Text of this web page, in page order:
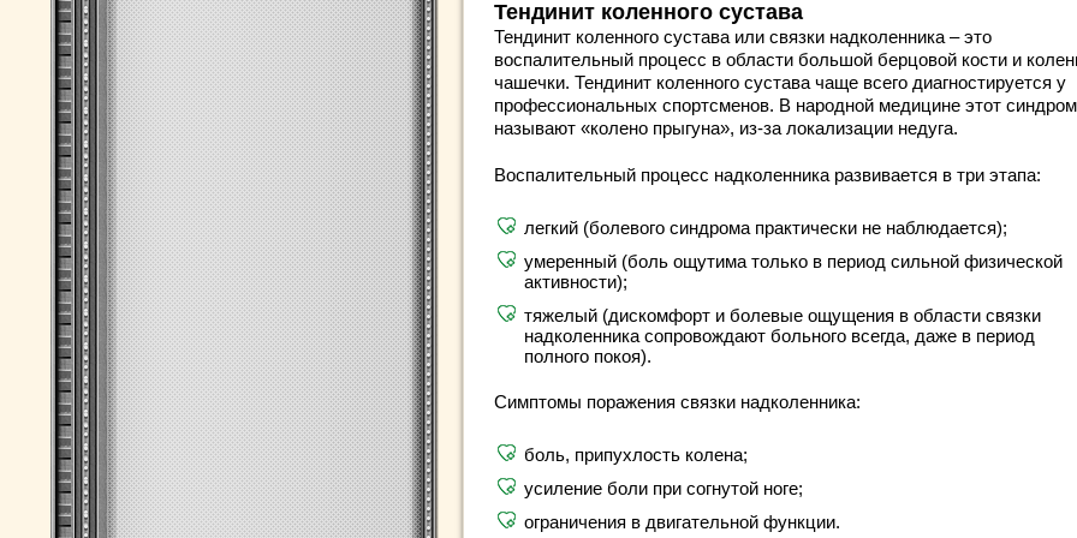
Тендинит коленного сустава
Тендинит коленного сустава или связки надколенника – это
воспалительный процесс в области большой берцовой кости и
чашечки. Тендинит коленного сустава чаще всего диагностируется у
профессиональных спортсменов. В народной медицине этот синдром
называют «колено прыгуна», из-за локализации недуга.
Воспалительный процесс надколенника развивается в три этапа:
легкий (болевого синдрома практически не наблюдается);
умеренный (боль ощутима только в период сильной физической
активности);
тяжелый (дискомфорт и болевые ощущения в области связки
надколенника сопровождают больного всегда, даже в период
полного покоя).
Симптомы поражения связки надколенника:
боль, припухлость колена;
усиление боли при согнутой ноге;
ограничения в двигательной функции.